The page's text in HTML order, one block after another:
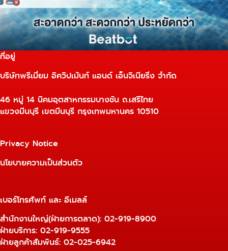
ที่อยู่
บริษัทพรีเมี่ยม อิควิปเม้นท์ แอนด์ เอ็นจิเนียริ่ง จำกัด
46 หมู่ 14 นิคมอุตสาหกรรมบางชัน ถ.เสรีไทย
แขวงมีนบุรี เขตมีนบุรี กรุงเทพมหานคร 10510
Privacy Notice
นโยบายความเป็นส่วนตัว
เบอร์โทรศัพท์ และ อีเมลล์
สำนักงานใหญ่(ฝ่ายการตลาด): 02-919-8900
ฝ่ายบริการ: 02-919-9555
ฝ่ายลูกค้าสัมพันธ์: 02-025-6942